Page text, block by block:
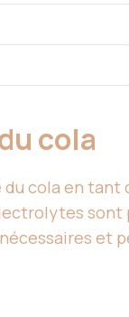
cola
du cola en
sont
et